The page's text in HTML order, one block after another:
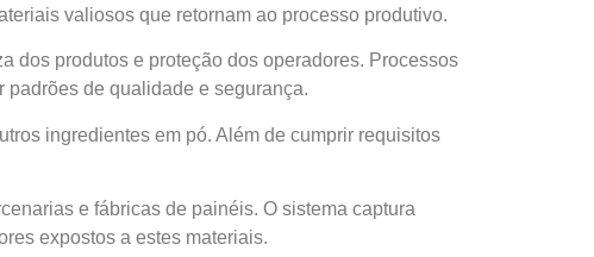
valiosos que retornam ao processo produtivo.
dos produtos e proteção dos operadores. Processos
padrões de qualidade e segurança.
ingredientes em pó. Além de cumprir requisitos
e fábricas de painéis. O sistema captura
expostos a estes materiais.